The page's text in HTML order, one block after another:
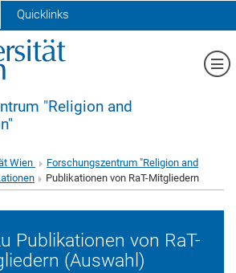
ÖFFNEN
Quicklinks
"Religion and
Wien
Forschungszentrum "Religion and
Publikationen von RaT-Mitgliedern
Publikationen von RaT-
(Auswahl)